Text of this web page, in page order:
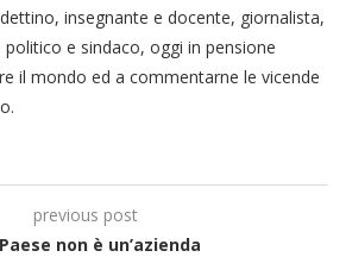
insegnante e docente, giornalista,
politico e sindaco, oggi in pensione
il mondo ed a commentarne le vicende
previous post
non è un’azienda